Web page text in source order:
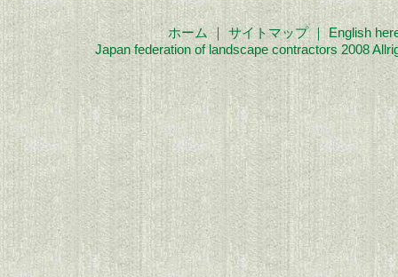
ホーム｜ サイトマップ｜English
Japan federation of landscape contractors 2008